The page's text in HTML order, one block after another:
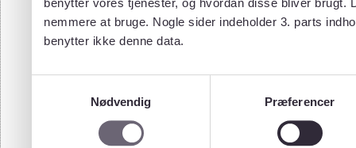
nemmere at bruge. Nogle sider indeholder 3. parts
benytter ikke denne data.
Nødvendig
Præferencer
88
89
90